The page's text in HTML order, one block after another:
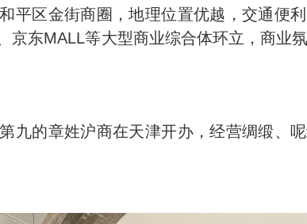
平区金街商圈，地理位置优越，交通便
京东MALL等大型商业综合体环立，商业
九的章姓沪商在天津开办，经营绸缎、